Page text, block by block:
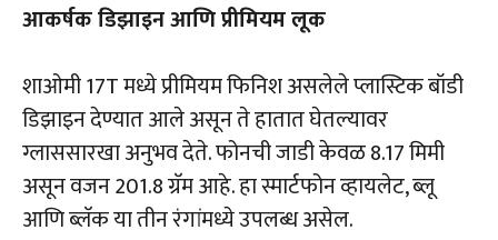
आकर्षक डिझाइन आणि प्रीमियम लूक
शाओमी 17T मध्ये प्रीमियम फिनिश असलेले प्लास्टिक बॉडी
डिझाइन देण्यात आले असून ते हातात घेतल्यावर
ग्लाससारखा अनुभव देते. फोनची जाडी केवळ 8.17 मिमी
असून वजन 201.8 ग्रॅम आहे. हा स्मार्टफोन व्हायलेट, ब्लू
आणि ब्लॅक या तीन रंगांमध्ये उपलब्ध असेल.